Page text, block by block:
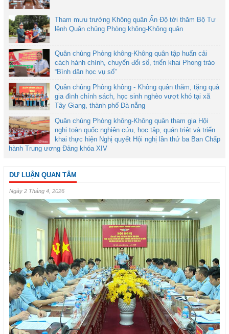
Tham mưu trưởng Không quân Ấn Độ tới thăm Bộ Tư
lệnh Quân chủng Phòng không-Không quân
Quân chủng Phòng không-Không quân tập huấn cải
cách hành chính, chuyển đổi số, triển khai Phong trào
“Bình dân học vụ số”
Quân chủng Phòng không - Không quân thăm, tặng quà
gia đình chính sách, học sinh nghèo vượt khó tại xã
Tây Giang, thành phố Đà nẵng
Quân chủng Phòng không-Không quân tham gia Hội
nghị toàn quốc nghiên cứu, học tập, quán triệt và triển
khai thực hiện Nghị quyết Hội nghị lần thứ ba Ban Chấp
hành Trung ương Đảng khóa XIV
DƯ LUẬN QUAN TÂM
Ngày 2 Tháng 4, 2026